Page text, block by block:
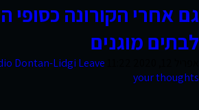
קשר
‏‏גם אחרי הקורונה כסופי
לבתים מוגנים
Dontan-Lidgi Leave
your thoughts